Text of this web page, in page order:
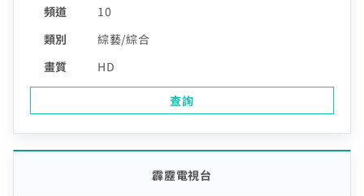
10
綜藝/綜合
HD
查詢
霹靂電視台